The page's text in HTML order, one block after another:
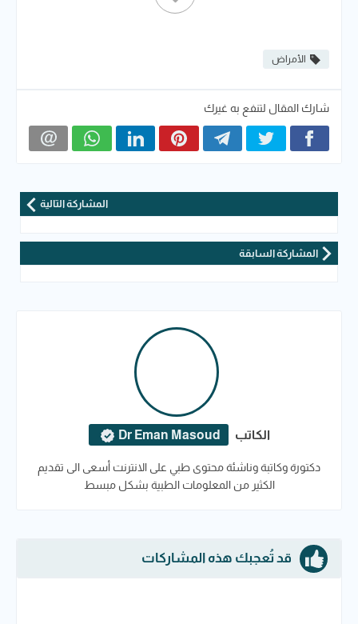
الأمراض
شارك المقال لتنفع به غيرك
المشاركة التالية
المشاركة السابقة
الكاتب Dr Eman Masoud
دكتورة وكاتبة وناشئة محتوى طبي على الانترنت أسعى الى تقديم
الكثير من المعلومات الطبية بشكل مبسط
قد تُعجبك هذه المشاركات